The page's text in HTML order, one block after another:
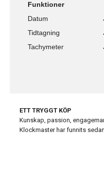
Funktioner
Datum
Tidtagning
Tachymeter
ETT TRYGGT KÖP
Kunskap, passion,
Klockmaster har funnits